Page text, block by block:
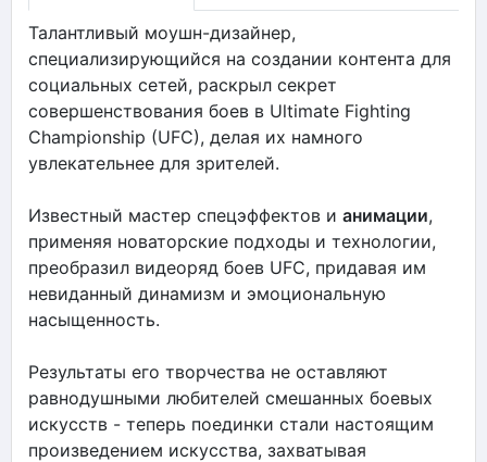
Талантливый моушн-дизайнер,
специализирующийся на создании контента для
социальных сетей, раскрыл секрет
совершенствования боев в Ultimate Fighting
Championship (UFC), делая их намного
увлекательнее для зрителей.
Известный мастер спецэффектов и анимации,
применяя новаторские подходы и технологии,
преобразил видеоряд боев UFC, придавая им
невиданный динамизм и эмоциональную
насыщенность.
Результаты его творчества не оставляют
равнодушными любителей смешанных боевых
искусств - теперь поединки стали настоящим
произведением искусства, захватывая